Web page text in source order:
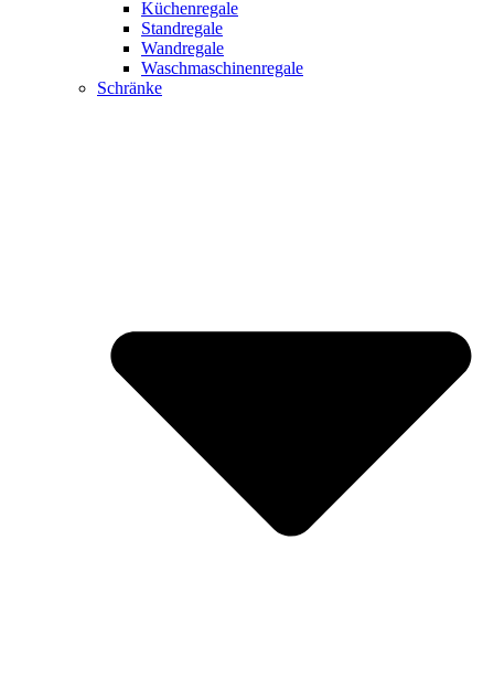
Küchenregale
Standregale
Wandregale
Waschmaschinenregale
Schränke